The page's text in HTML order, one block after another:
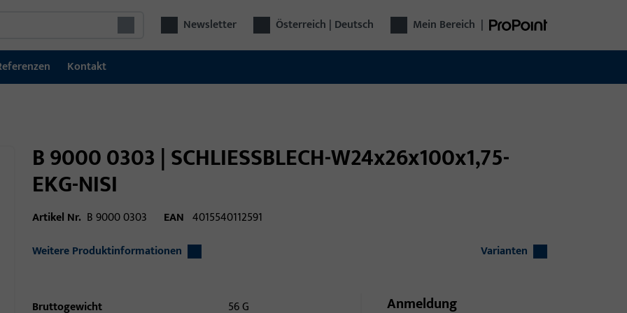
Newsletter Österreich | Deutsch Mein Bereich |
Kontakt
B 9000 0303 | SCHLIESSBLECH-W24x26x100x1,75-
EKG-NISI
Artikel Nr. B 9000 0303 EAN 4015540112591
Weitere Produktinformationen
Varianten
Bruttogewicht
56 G
Anmeldung